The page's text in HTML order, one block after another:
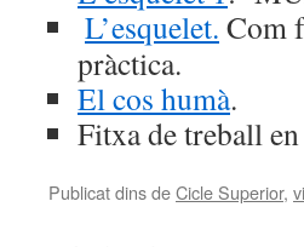
L’esquelet. Com
pràctica.
El cos humà.
Fitxa de treball
Publicat dins deCicle Superior,